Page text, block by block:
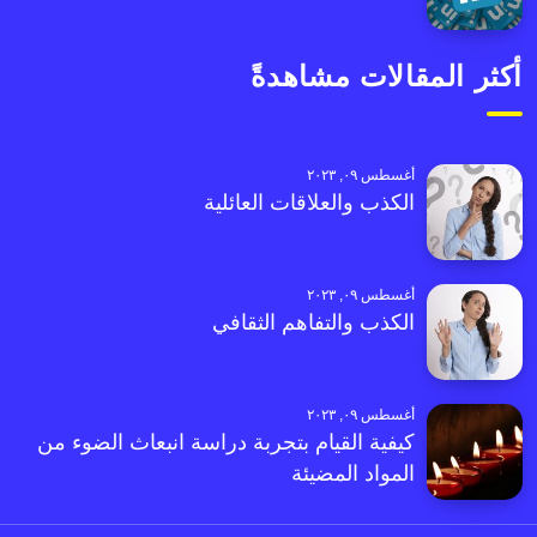
أكثر المقالات مشاهدةً
أغسطس ٠٩, ٢٠٢٣
الكذب والعلاقات العائلية
أغسطس ٠٩, ٢٠٢٣
الكذب والتفاهم الثقافي
أغسطس ٠٩, ٢٠٢٣
كيفية القيام بتجربة دراسة انبعاث الضوء من
المواد المضيئة